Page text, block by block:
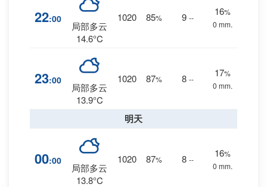
22:00
局部多云
14.6°C
1020 85% 9 --
16%
0 mm.
23:00
局部多云
13.9°C
1020 87% 8 --
17%
0 mm.
明天
00:00
局部多云
13.8°C
1020 87% 8 --
16%
0 mm.